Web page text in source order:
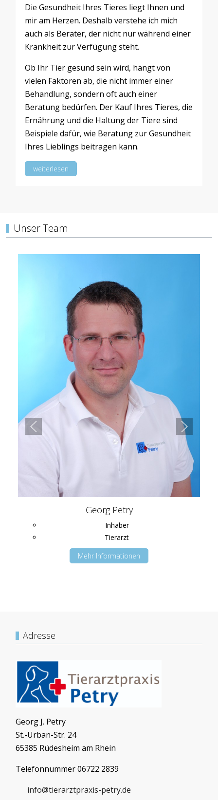
Die Gesundheit Ihres Tieres liegt Ihnen und
mir am Herzen. Deshalb verstehe ich mich
auch als Berater, der nicht nur während einer
Krankheit zur Verfügung steht.
Ob Ihr Tier gesund sein wird, hängt von
vielen Faktoren ab, die nicht immer einer
Behandlung, sondern oft auch einer
Beratung bedürfen. Der Kauf Ihres Tieres, die
Ernährung und die Haltung der Tiere sind
Beispiele dafür, wie Beratung zur Gesundheit
Ihres Lieblings beitragen kann.
weiterlesen
Unser Team
Georg Petry
Inhaber
Tierarzt
Mehr Informationen
Adresse
Georg J. Petry
St.-Urban-Str. 24
65385 Rüdesheim am Rhein
Telefonnummer 06722 2839
info@tierarztpraxis-petry.de